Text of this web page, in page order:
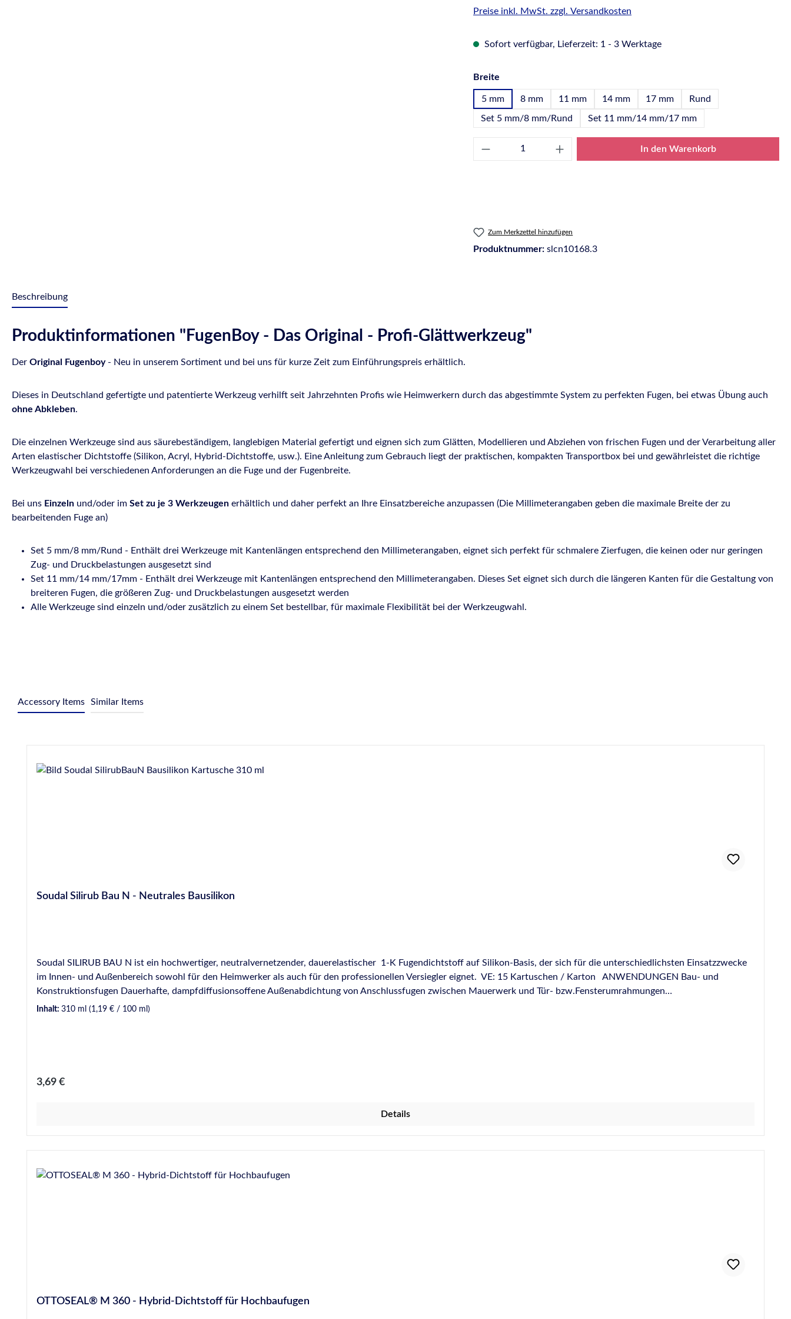
Preise inkl. MwSt. zzgl. Versandkosten
Sofort verfügbar, Lieferzeit: 1 - 3 Werktage
Breite
5 mm 8 mm 11 mm 14 mm 17 mm Rund
Set 5 mm/8 mm/Rund Set 11 mm/14 mm/17 mm
Produkt Anzahl: Gib den gewünschten Wert ein
In den Warenkorb
Zum Merkzettel hinzufügen
Produktnummer: slcn10168.3
Beschreibung
Produktinformationen "FugenBoy - Das Original - Profi-Glättwerkzeug"
Der Original Fugenboy- Neu in unserem Sortiment und bei uns für kurze Zeit zum Einführungspreis erhältlich.
Dieses in Deutschland gefertigte und patentierte Werkzeug verhilft seit Jahrzehnten Profis wie Heimwerkern durch das abgestimmte System zu perfekten Fugen, bei etwas Übung auch
ohne Abkleben.
Die einzelnen Werkzeuge sind aus säurebeständigem, langlebigen Material gefertigt und eignen sich zum Glätten, Modellieren und Abziehen von frischen Fugen und der Verarbeitung aller
Arten elastischer Dichtstoffe (Silikon, Acryl, Hybrid-Dichtstoffe, usw.). Eine Anleitung zum Gebrauch liegt der praktischen, kompakten Transportbox bei und gewährleistet die richtige
Werkzeugwahl bei verschiedenen Anforderungen an die Fuge und der Fugenbreite.
Bei uns Einzeln und/oder im Set zu je 3 Werkzeugen erhältlich und daher perfekt an Ihre Einsatzbereiche anzupassen (Die Millimeterangaben geben die maximale Breite der zu
bearbeitenden Fuge an)
Set 5 mm/8 mm/Rund - Enthält drei Werkzeuge mit Kantenlängen entsprechend den Millimeterangaben, eignet sich perfekt für schmalere Zierfugen, die keinen oder nur geringen
Zug- und Druckbelastungen ausgesetzt sind
Set 11 mm/14 mm/17mm - Enthält drei Werkzeuge mit Kantenlängen entsprechend den Millimeterangaben. Dieses Set eignet sich durch die längeren Kanten für die Gestaltung von
breiteren Fugen, die größeren Zug- und Druckbelastungen ausgesetzt werden
Alle Werkzeuge sind einzeln und/oder zusätzlich zu einem Set bestellbar, für maximale Flexibilität bei der Werkzeugwahl.
Accessory Items Similar Items
Soudal Silirub Bau N - Neutrales Bausilikon
Soudal SILIRUB BAU N ist ein hochwertiger, neutralvernetzender, dauerelastischer 1-K Fugendichtstoff auf Silikon-Basis, der sich für die unterschiedlichsten Einsatzzwecke
im Innen- und Außenbereich sowohl für den Heimwerker als auch für den professionellen Versiegler eignet. VE: 15 Kartuschen / Karton ANWENDUNGEN Bau- und
Konstruktionsfugen Dauerhafte, dampfdiffusionsoffene Außenabdichtung von Anschlussfugen zwischen Mauerwerk und Tür- bzw.Fensterumrahmungen
Glas-/Rahmenversiegelung in Verbindung mit beschichtetem Holz, eloxiertem Aluminium und Hart-PVC Abdichtungen im Containerbau Abdichten von Anschlussprofilen und
Inhalt: 310 ml (1,19 € / 100 ml)
Regulärer Preis:
3,69 €
Details
OTTOSEAL® M 360 - Hybrid-Dichtstoff für Hochbaufugen